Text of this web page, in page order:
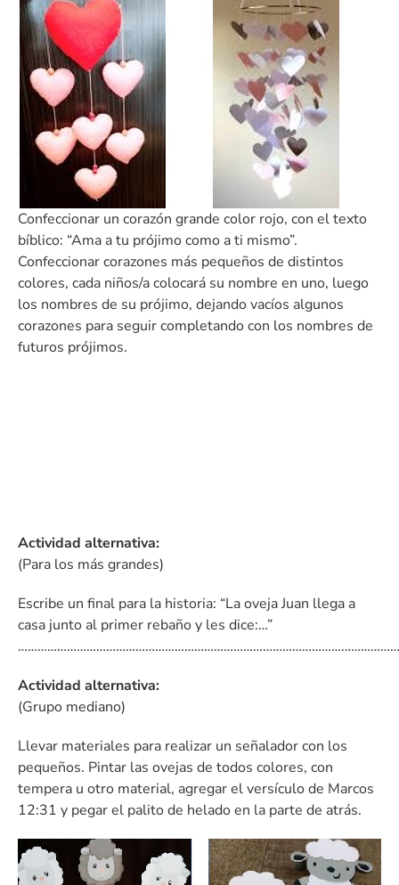
Confeccionar un corazón grande color rojo, con el texto
bíblico: “Ama a tu prójimo como a ti mismo”.
Confeccionar corazones más pequeños de distintos
colores, cada niños/a colocará su nombre en uno, luego
los nombres de su prójimo, dejando vacíos algunos
corazones para seguir completando con los nombres de
futuros prójimos.
Actividad alternativa:
(Para los más grandes)
Escribe un final para la historia: “La oveja Juan llega a
casa junto al primer rebaño y les dice:…”
Actividad alternativa:
(Grupo mediano)
Llevar materiales para realizar un señalador con los
pequeños. Pintar las ovejas de todos colores, con
tempera u otro material, agregar el versículo de Marcos
12:31 y pegar el palito de helado en la parte de atrás.